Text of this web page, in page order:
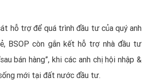
hỗ trợ để quá trình đầu tư của quý anh
BSOP còn gắn kết hỗ trợ nhà đầu tư
bán hàng”, khi các anh chị hội nhập &
mới tại đất nước đầu tư.